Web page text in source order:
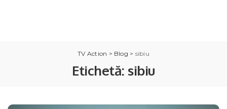
TV Action > Blog > sibiu
Etichetă: sibiu